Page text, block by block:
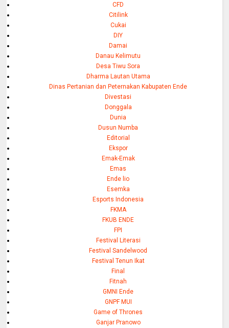
CFD
Citilink
Cukai
DIY
Damai
Danau Kelimutu
Desa Tiwu Sora
Dharma Lautan Utama
Dinas Pertanian dan Peternakan Kabupaten Ende
Divestasi
Donggala
Dunia
Dusun Numba
Editorial
Ekspor
Emak-Emak
Emas
Ende lio
Esemka
Esports Indonesia
FKMA
FKUB ENDE
FPI
Festival Literasi
Festival Sandelwood
Festival Tenun Ikat
Final
Fitnah
GMNI Ende
GNPF MUI
Game of Thrones
Ganjar Pranowo